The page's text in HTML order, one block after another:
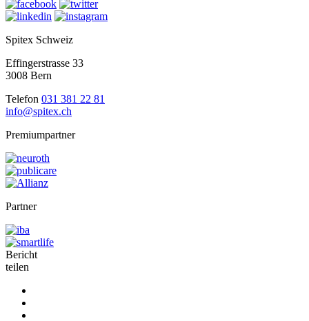
Spitex Schweiz
Effingerstrasse 33
3008 Bern
Telefon 031 381 22 81
info@spitex.ch
Premiumpartner
Partner
Bericht
teilen